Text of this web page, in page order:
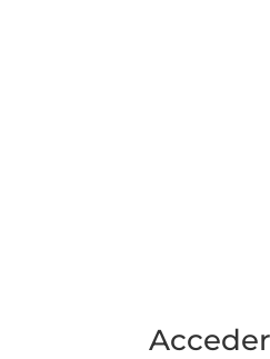
Acceder